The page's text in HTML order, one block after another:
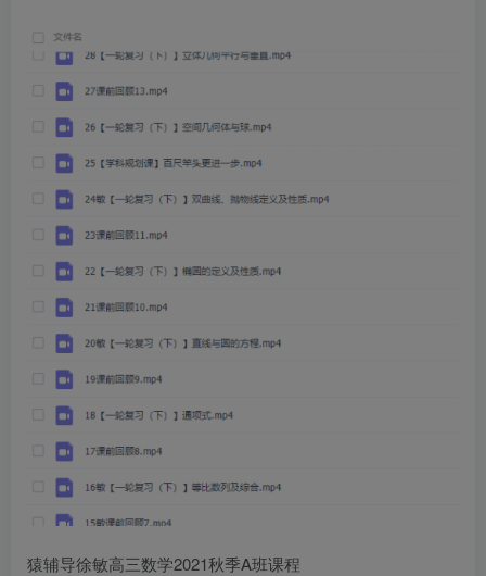
猿辅导徐敏高三数学2021秋季A班课程